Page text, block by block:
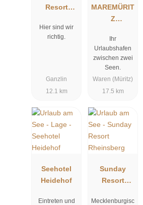
Resort
Hier sind wir
richtig.
Ganzlin
12.1 km
MAREMÜRIT
Z
Resort
Ihr
Urlaubshafen
zwischen zwei
Seen.
Waren (Müritz)
17.5 km
Seehotel
Heidehof
Eintreten und
Sunday
Resort
Mecklenburgisc